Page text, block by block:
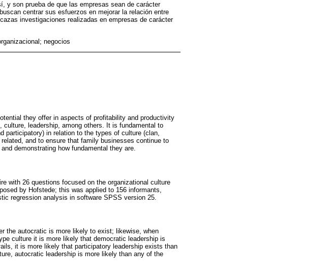
y son prueba de que las empresas sean de carácter
centrar sus esfuerzos en mejorar la relación entre
investigaciones realizadas en empresas de carácter
negocios
they offer in aspects of profitability and productivity
leadership, among others. It is fundamental to
participatory) in relation to the types of culture (clan,
and to ensure that family businesses continue to
demonstrating how fundamental they are.
with 26 questions focused on the organizational culture
by Hofstede; this was applied to 156 informants,
regression analysis in software SPSS version 25.
the autocratic is more likely to exist; likewise, when
culture it is more likely that democratic leadership is
it is more likely that participatory leadership exists than
autocratic leadership is more likely than any of the